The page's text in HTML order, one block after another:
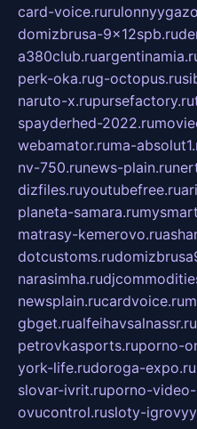
card-voice.ru
domizbrusa-9x12spb.ru
a380club.ru
perk-oka.rug-octopus.ru
naruto-x.rupursefactory.ru
spayderhed-2022.ru
webamator.ruma-
nv-750.runews-plain.ru
dizfiles.ruyoutubefree.ru
planeta-samara.ru
matrasy-kemerovo.ru
dotcustoms.ru
narasimha.ru
newsplain.rucardvoice.ru
gbget.rualfeihavsalnassr.ru
petrovkasports.ruporno-
york-life.rudoroga-expo.ru
slovar-ivrit.ruporno-
ovucontrol.rusloty-